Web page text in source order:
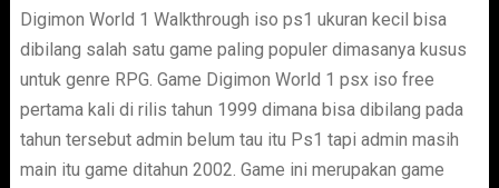
Digimon World 1 Walkthrough iso ps1 ukuran kecil bisa
dibilang salah satu game paling populer dimasanya kusus
untuk genre RPG. Game Digimon World 1 psx iso free
pertama kali di rilis tahun 1999 dimana bisa dibilang pada
tahun tersebut admin belum tau itu Ps1 tapi admin masih
main itu game ditahun 2002. Game ini merupakan game